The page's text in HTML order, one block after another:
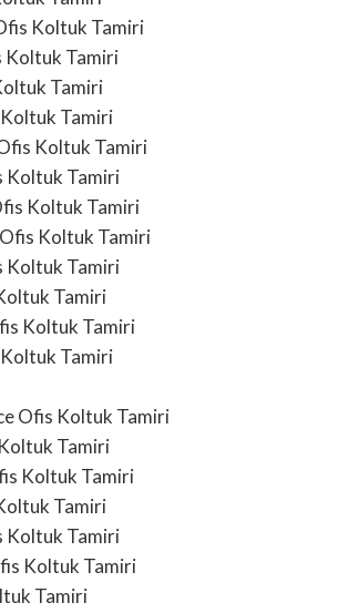
Koltuk Tamiri
Tamiri
Tamiri
Koltuk Tamiri
Koltuk Tamiri
Koltuk Tamiri
Koltuk Tamiri
Koltuk Tamiri
Koltuk Tamiri
Tamiri
Koltuk Tamiri
Tamiri
Ofis Koltuk Tamiri
Tamiri
Koltuk Tamiri
Tamiri
Koltuk Tamiri
Koltuk Tamiri
Tamiri